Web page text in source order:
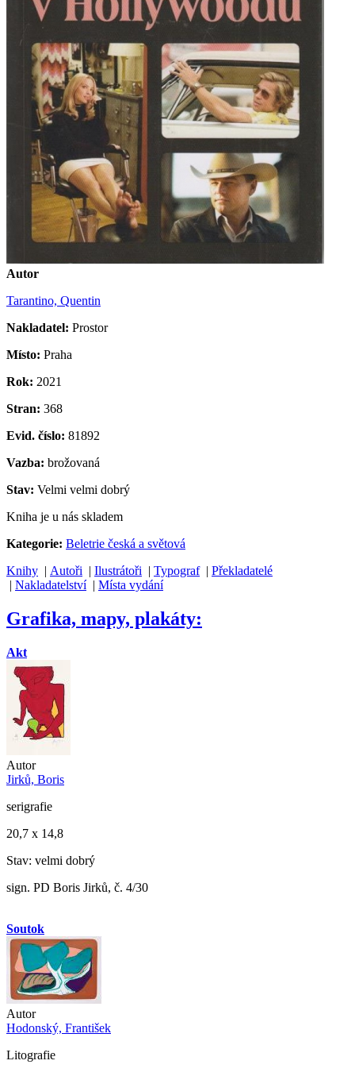
Autor
Tarantino, Quentin
Nakladatel: Prostor
Místo: Praha
Rok: 2021
Stran: 368
Evid. číslo: 81892
Vazba: brožovaná
Stav: Velmi velmi dobrý
Kniha je u nás skladem
Kategorie: Beletrie česká a světová
Knihy | Autoři | Ilustrátoři | Typograf| Překladatelé
| Nakladatelství| Místa vydání
Grafika, mapy, plakáty:
Akt
Autor
Jirků, Boris
serigrafie
20,7 x 14,8
Stav: velmi dobrý
sign. PD Boris Jirků, č. 4/30
Soutok
Autor
Hodonský, František
Litografie